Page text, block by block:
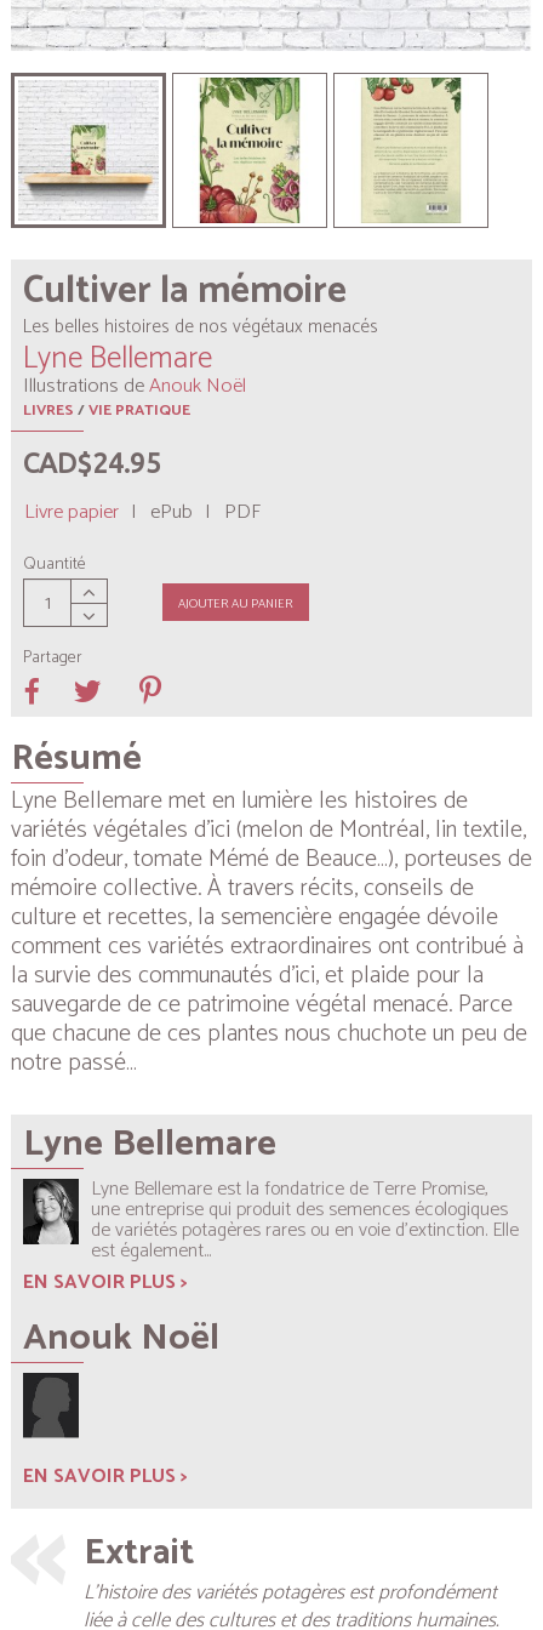
Cultiver la mémoire
Les belles histoires de nos végétaux menacés
Lyne Bellemare
Illustrations deAnouk Noël
LIVRES/VIE PRATIQUE
CAD$24.95
Livre papier | ePub | PDF
Quantité
AJOUTER AU PANIER
Partager
Résumé
Lyne Bellemare met en lumière les histoires de
variétés végétales d’ici (melon de Montréal, lin textile,
foin d’odeur, tomate Mémé de Beauce…), porteuses de
mémoire collective. À travers récits, conseils de
culture et recettes, la semencière engagée dévoile
comment ces variétés extraordinaires ont contribué à
la survie des communautés d’ici, et plaide pour la
sauvegarde de ce patrimoine végétal menacé. Parce
que chacune de ces plantes nous chuchote un peu de
notre passé…
Lyne Bellemare
Lyne Bellemare est la fondatrice de Terre Promise,
une entreprise qui produit des semences écologiques
de variétés potagères rares ou en voie d’extinction. Elle
est également...
EN SAVOIR PLUS >
Anouk Noël
EN SAVOIR PLUS >
Extrait
L’histoire des variétés potagères est profondément
liée à celle des cultures et des traditions humaines.